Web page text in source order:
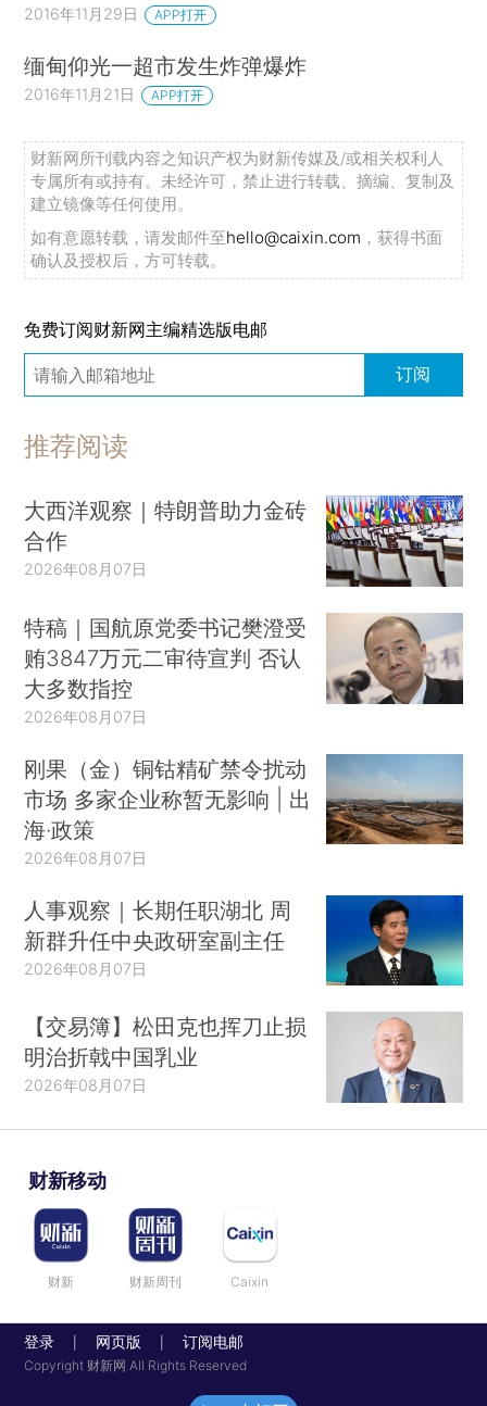
2016年11月29日 APP打开
缅甸仰光一超市发生炸弹爆炸
2016年11月21日 APP打开
财新网所刊载内容之知识产权为财新传媒及/或相关权利人
专属所有或持有。未经许可，禁止进行转载、摘编、复制及
建立镜像等任何使用。
如有意愿转载，请发邮件至hello@caixin.com ，获得书面
确认及授权后，方可转载。
免费订阅财新网主编精选版电邮
订阅
推荐阅读
大西洋观察｜特朗普助力金砖
合作
2026年08月07日
特稿｜国航原党委书记樊澄受
贿3847万元二审待宣判 否认
大多数指控
2026年08月07日
刚果（金）铜钴精矿禁令扰动
市场 多家企业称暂无影响 | 出
海·政策
2026年08月07日
人事观察｜长期任职湖北 周
新群升任中央政研室副主任
2026年08月07日
【交易簿】松田克也挥刀止损
明治折戟中国乳业
2026年08月07日
财新移动
财新 财新周刊 Caixin
登录 网页版 订阅电邮
Copyright 财新网 All Rights Reserved